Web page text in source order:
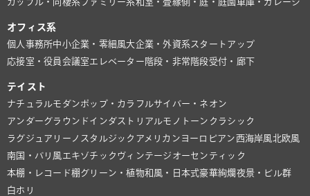
カップル・同棲系ファミリー系和室・畳縁側・庭・庭園 車庫・ガレージ
オフィス系
個人事務所中小企業・零細風大企業・外資系スタートアップ
応接室・役員会議室 エレベーター 階段・非常階段受付・廊下
テイスト
ナチュラルモダンポップ・カラフルサイバー・ネオン
アンダーグラウンド インダストリアルモノトーン クラシック
ラグジュアリー ノスタルジック アメリカン ヨーロピアン 西海岸風北欧風
南国・バリ風 エキゾチック ヴィンテージ オーセンティック
本棚・レコード棚グリーン・植物和風・日本式豪華絢爛夜景・ビル群
白ホリ